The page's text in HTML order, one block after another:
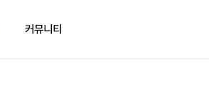
커뮤니티